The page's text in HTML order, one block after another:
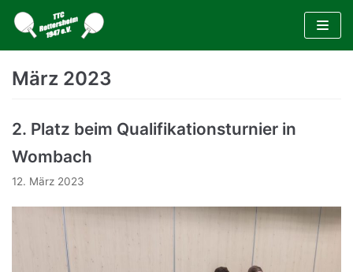
Zum
Inhalt
März 2023
2. Platz beim Qualifikationsturnier in
Wombach
12. März 2023